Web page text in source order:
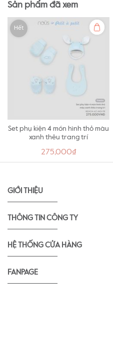
Sản phẩm đã xem
Hết
Set phụ kiện 4 món hình thỏ màu
xanh thêu trang trí
275,000₫
GIỚI THIỆU
THÔNG TIN CÔNG TY
HỆ THỐNG CỬA HÀNG
FANPAGE